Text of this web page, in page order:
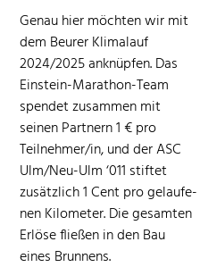
Genau hier möcht­en wir mit
dem Beur­er Kli­malauf
2024/2025 anknüpfen. Das
Ein­stein-Marathon-Team
spendet zusam­men mit
seinen Part­nern 1 € pro
Teilnehmer/in, und der ASC
Ulm/Neu-Ulm ‘011 stiftet
zusät­zlich 1 Cent pro gelaufe­
nen Kilo­me­ter. Die gesamten
Erlöse fließen in den Bau
eines Brun­nens.